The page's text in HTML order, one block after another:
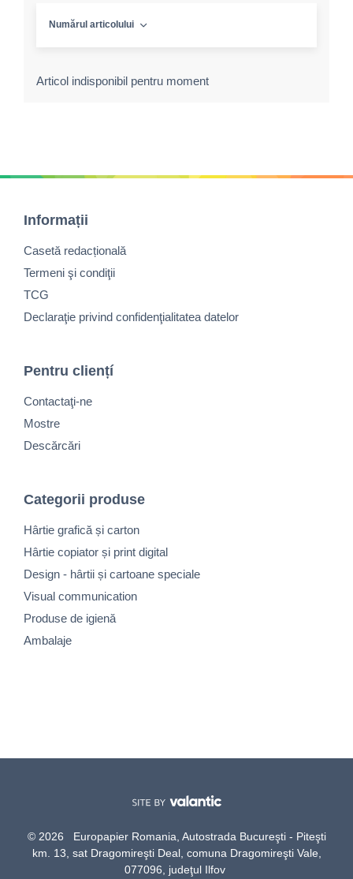
Numărul articolului
Articol indisponibil pentru moment
Informații
Casetă redacțională
Termeni şi condiţii
TCG
Declaraţie privind confidenţialitatea datelor
Pentru cliențí
Contactaţi-ne
Mostre
Descărcări
Categorii produse
Hârtie grafică și carton
Hârtie copiator și print digital
Design - hârtii și cartoane speciale
Visual communication
Produse de igienă
Ambalaje
© 2026 Europapier Romania, Autostrada Bucureşti - Piteşti
km. 13, sat Dragomireşti Deal, comuna Dragomireşti Vale,
077096, judeţul Ilfov